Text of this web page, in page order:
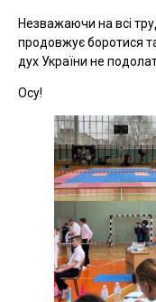
Незважаючи на всі
продовжує боротися
дух України не
Осу!